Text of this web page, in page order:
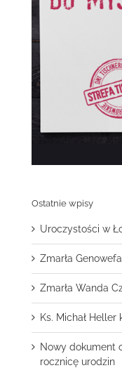
Ostatnie wpisy
Uroczystości w
Zmarła
Zmarła Wanda
Ks. Michał
Nowy dokument
rocznicę urodzin